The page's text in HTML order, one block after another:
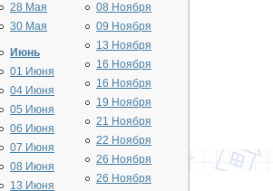
28 Мая
30 Мая
Июнь
01 Июня
04 Июня
05 Июня
06 Июня
07 Июня
08 Июня
13 Июня
08 Ноября
09 Ноября
13 Ноября
16 Ноября
16 Ноября
19 Ноября
21 Ноября
22 Ноября
26 Ноября
26 Ноября